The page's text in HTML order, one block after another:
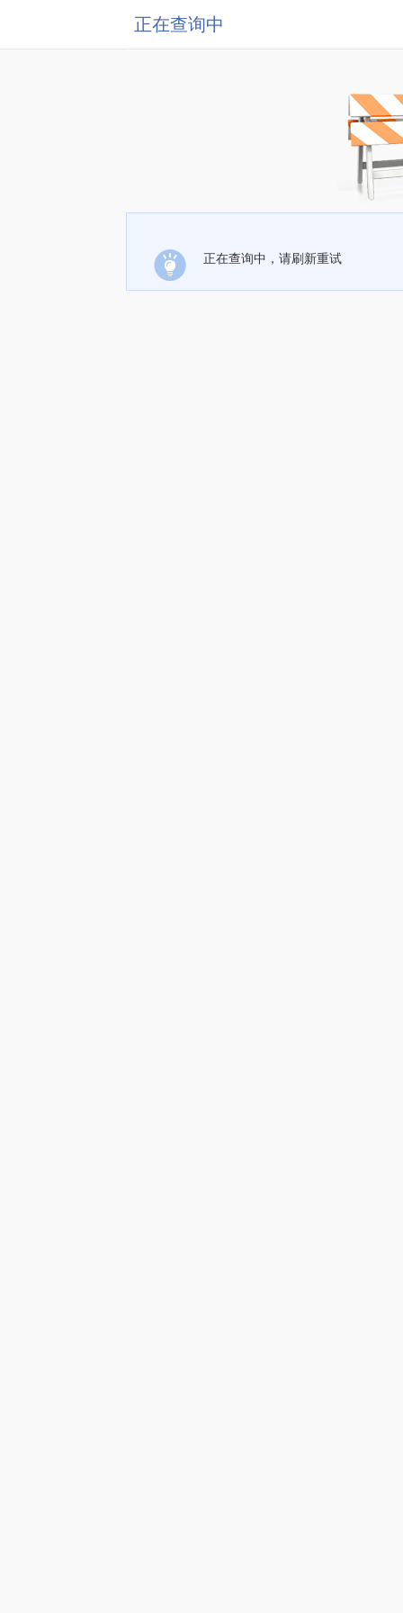
正在查询中
正在查询中，请刷新重试